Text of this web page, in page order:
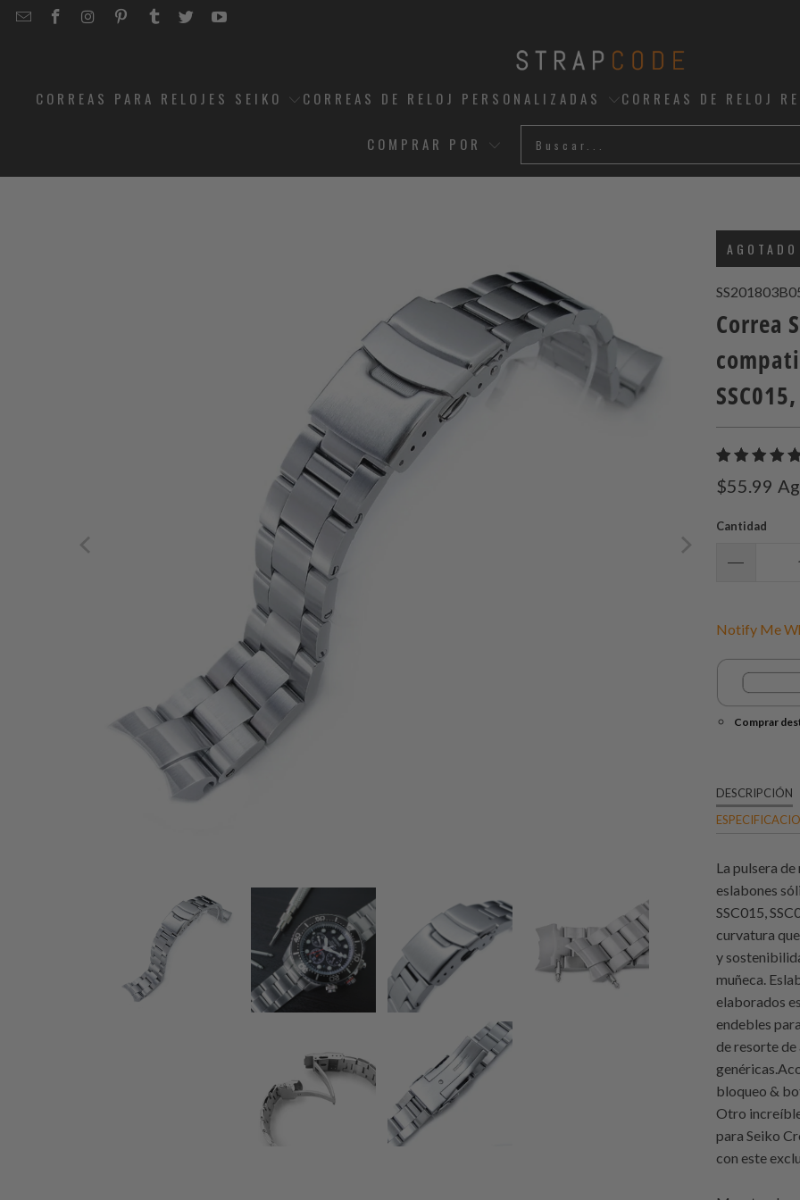
EMAILSTRAPCODE
STRAPCODE
STRAPCODE
STRAPCODE
STRAPCODE
STRAPCODE
CORREAS PARA RELOJES SEIKO CORREAS DE RELOJ PERSONALIZADAS CORREAS DE RELOJ
COMPRAR POR
AGOTADO
Correa
$55.99
Cantidad
Notify Me
Comprar
DESCRIPCIÓN
La pulsera
eslabones
SSC015,
curvatura
y
muñeca.
elaborados
endebles
de resorte
bloqueo &
Otro
para Seiko
con este